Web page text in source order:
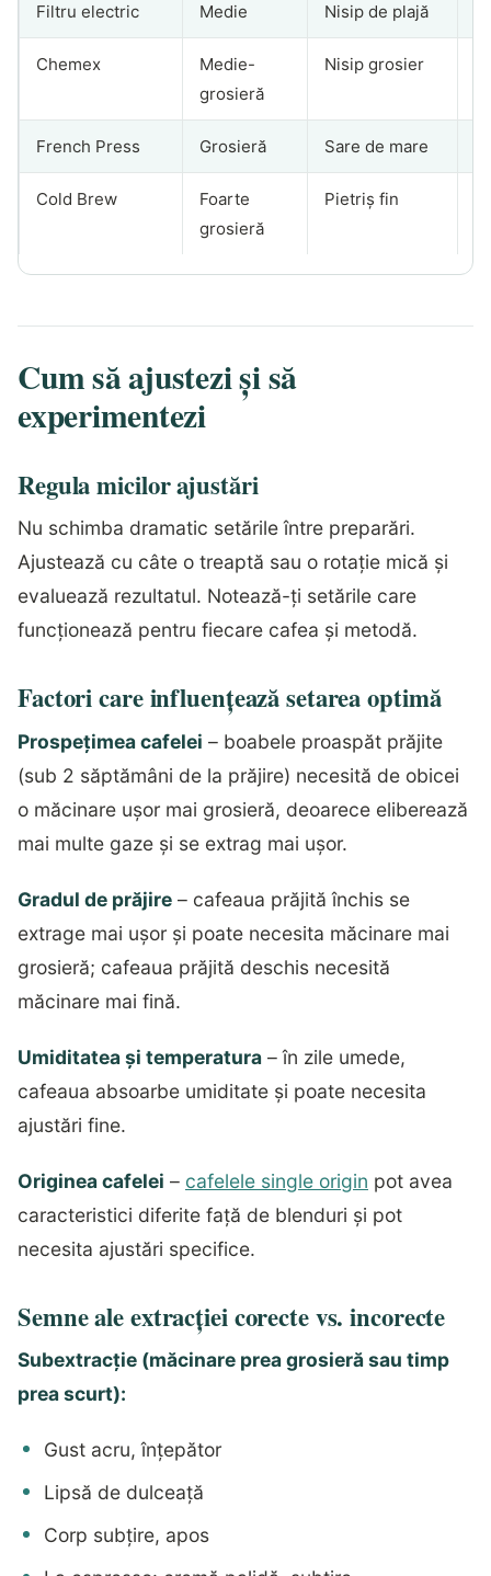
Filtru electric Medie Nisip de plajă
Chemex
Medie-
grosieră
Nisip grosier
French Press Grosieră Sare de mare
Cold Brew
Foarte
grosieră
Pietriș fin
Cum să ajustezi și să
experimentezi
Regula micilor ajustări
Nu schimba dramatic setările între preparări.
Ajustează cu câte o treaptă sau o rotație mică și
evaluează rezultatul. Notează-ți setările care
funcționează pentru fiecare cafea și metodă.
Factori care influențează setarea optimă
Prospețimea cafelei – boabele proaspăt prăjite
(sub 2 săptămâni de la prăjire) necesită de obicei
o măcinare ușor mai grosieră, deoarece eliberează
mai multe gaze și se extrag mai ușor.
Gradul de prăjire – cafeaua prăjită închis se
extrage mai ușor și poate necesita măcinare mai
grosieră; cafeaua prăjită deschis necesită
măcinare mai fină.
Umiditatea și temperatura – în zile umede,
cafeaua absoarbe umiditate și poate necesita
ajustări fine.
Originea cafelei – cafelele single origin pot avea
caracteristici diferite față de blenduri și pot
necesita ajustări specifice.
Semne ale extracției corecte vs. incorecte
Subextracție (măcinare prea grosieră sau timp
prea scurt):
Gust acru, înțepător
Lipsă de dulceață
Corp subțire, apos